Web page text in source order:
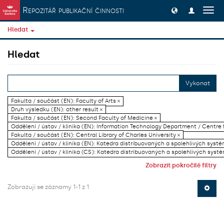
Přeskočit na obsah
Repozitář publikační činnosti
Hledat
Hledat
Vykonat
Fakulta / součást (EN): Faculty of Arts ×
Druh výsledku (EN): other result ×
Fakulta / součást (EN): Second Faculty of Medicine ×
Oddělení / ústav / klinika (EN): Information Technology Department / Centre
Fakulta / součást (EN): Central Library of Charles University ×
Oddělení / ústav / klinika (EN): Katedra distribuovaných a spolehlivých
Oddělení / ústav / klinika (CS): Katedra distribuovaných a spolehlivých
Zobrazit pokročilé filtry
Zobrazují se záznamy 1-1 z 1